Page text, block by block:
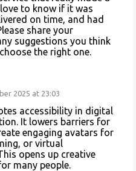
love to know if it was
on time, and had
share your
suggestions you think
the right one.
2025 at 23:03
accessibility in digital
It lowers barriers for
engaging avatars for
or virtual
opens up creative
many people.